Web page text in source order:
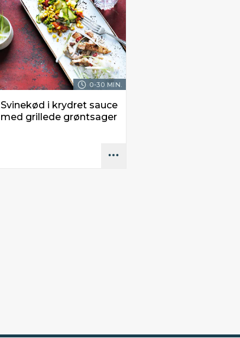
0-30 MIN.
Svinekød i krydret sauce
med grillede grøntsager